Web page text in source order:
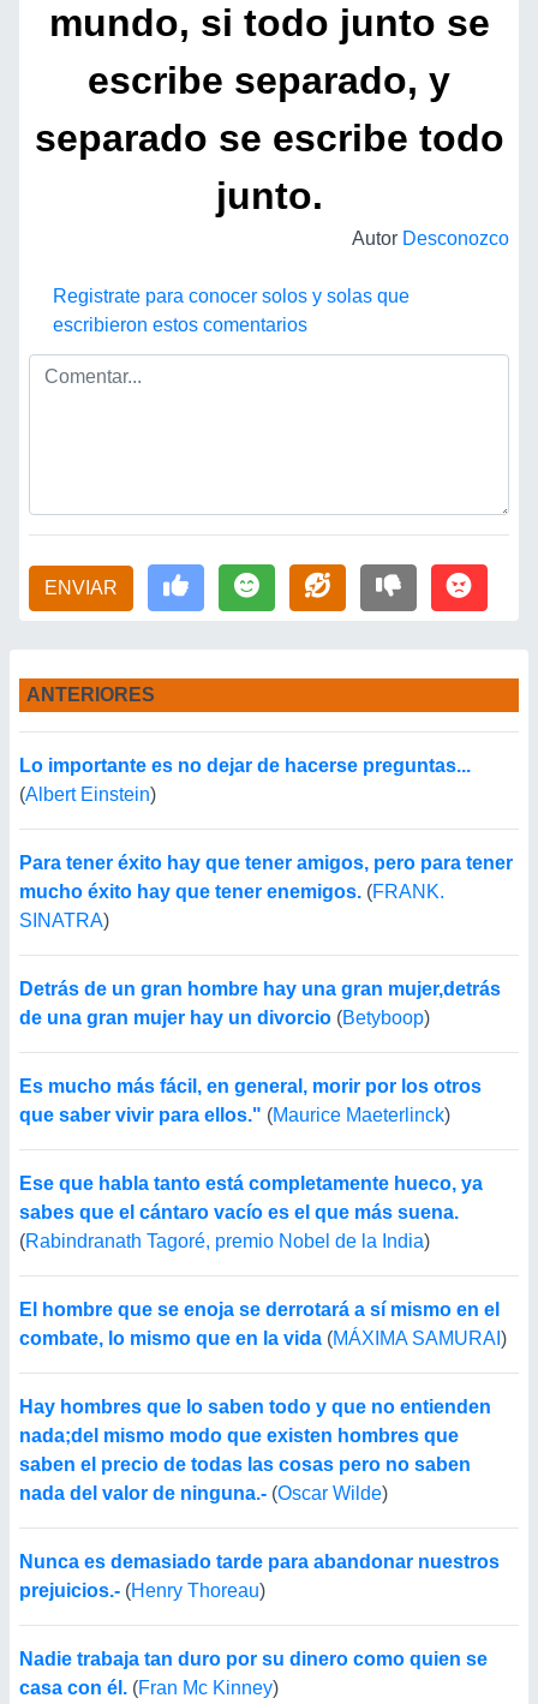
mundo, si todo junto se
escribe separado, y
separado se escribe todo
junto.
Autor Desconozco
Registrate para conocer solos y solas que
escribieron estos comentarios
ENVIAR
ANTERIORES
Lo importante es no dejar de hacerse preguntas...
(Albert Einstein)
Para tener éxito hay que tener amigos, pero para tener
mucho éxito hay que tener enemigos. (FRANK.
SINATRA)
Detrás de un gran hombre hay una gran mujer,detrás
de una gran mujer hay un divorcio (Betyboop)
Es mucho más fácil, en general, morir por los otros
que saber vivir para ellos." (Maurice Maeterlinck)
Ese que habla tanto está completamente hueco, ya
sabes que el cántaro vacío es el que más suena.
(Rabindranath Tagoré, premio Nobel de la India)
El hombre que se enoja se derrotará a sí mismo en el
combate, lo mismo que en la vida (MÁXIMA SAMURAI )
Hay hombres que lo saben todo y que no entienden
nada;del mismo modo que existen hombres que
saben el precio de todas las cosas pero no saben
nada del valor de ninguna.- (Oscar Wilde)
Nunca es demasiado tarde para abandonar nuestros
prejuicios.- (Henry Thoreau)
Nadie trabaja tan duro por su dinero como quien se
casa con él. (Fran Mc Kinney)